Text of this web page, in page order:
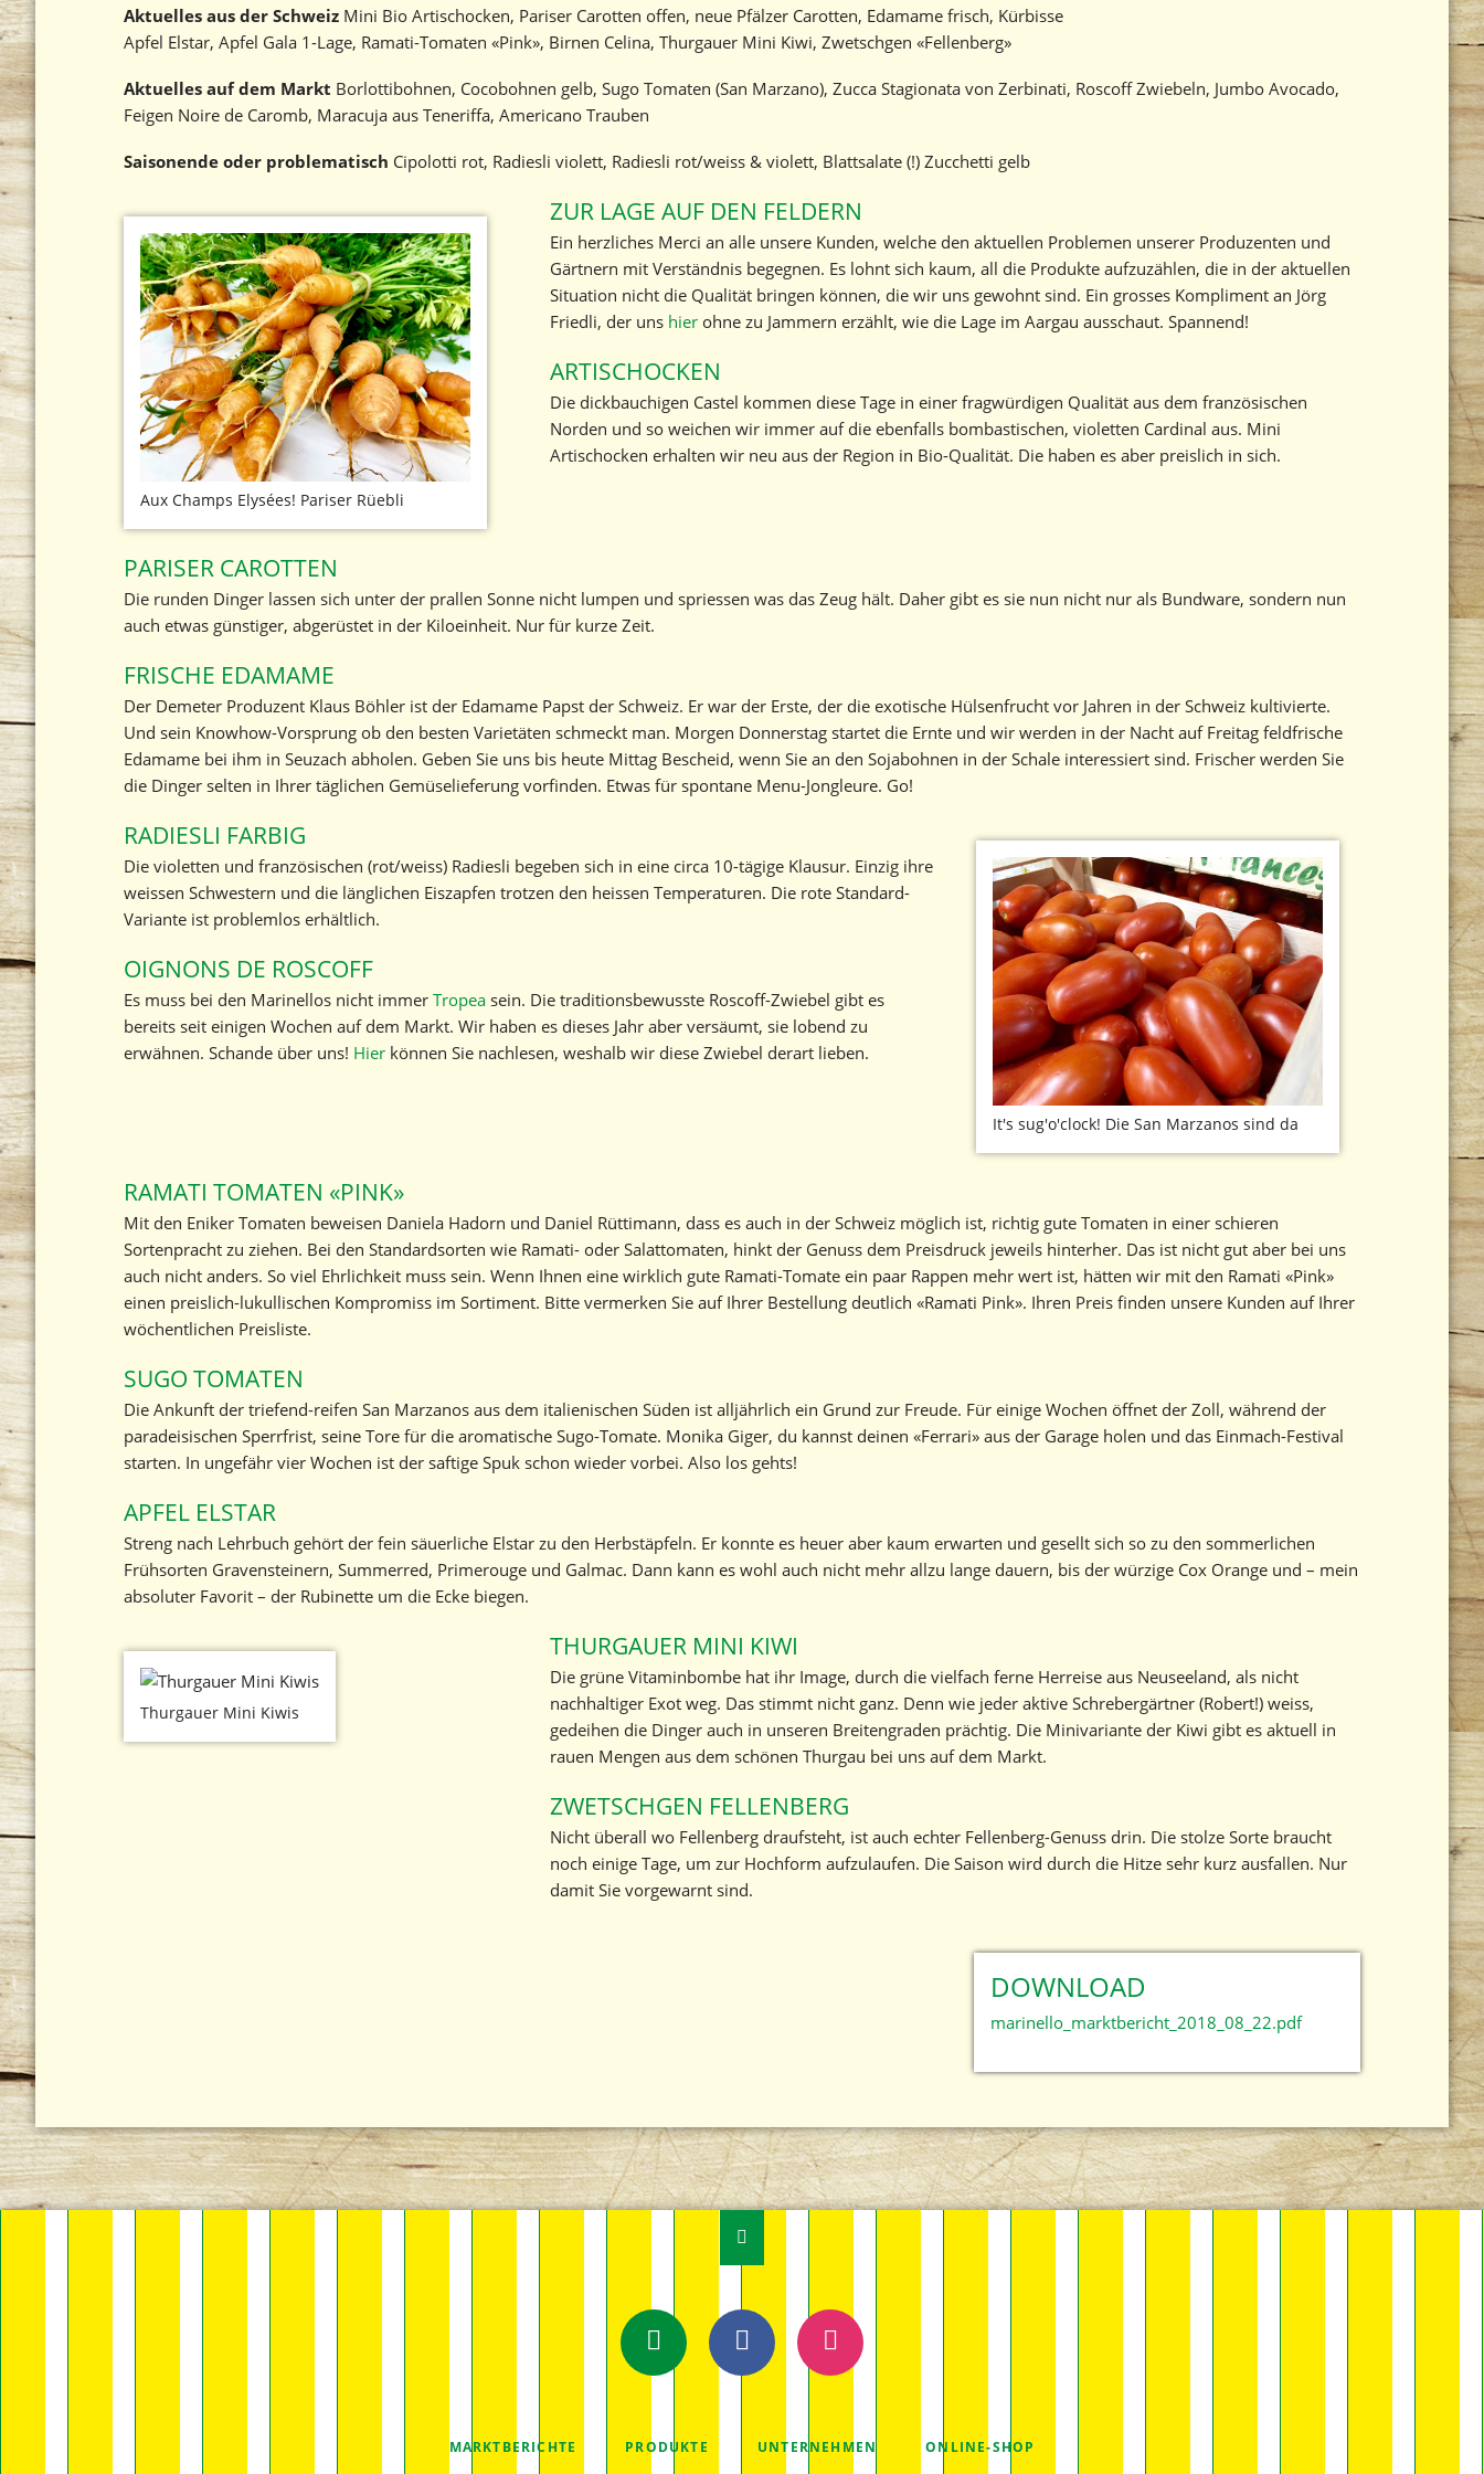
Geschichte
Kontakt
Aktuelles aus der Schweiz Mini Bio Artischocken, Pariser Carotten offen, neue Pfälzer Carotten, Edamame frisch, Kürbisse
Apfel Elstar, Apfel Gala 1-Lage, Ramati-Tomaten «Pink», Birnen Celina, Thurgauer Mini Kiwi, Zwetschgen «Fellenberg»
Aktuelles auf dem Markt Borlottibohnen, Cocobohnen gelb, Sugo Tomaten (San Marzano), Zucca Stagionata von Zerbinati, Roscoff Zwiebeln, Jumbo Avocado,
Feigen Noire de Caromb, Maracuja aus Teneriffa, Americano Trauben
Saisonende oder problematisch Cipolotti rot, Radiesli violett, Radiesli rot/weiss & violett, Blattsalate (!) Zucchetti gelb
Aux Champs Elysées! Pariser Rüebli
ZUR LAGE AUF DEN FELDERN
Ein herzliches Merci an alle unsere Kunden, welche den aktuellen Problemen unserer Produzenten und
Gärtnern mit Verständnis begegnen. Es lohnt sich kaum, all die Produkte aufzuzählen, die in der aktuellen
Situation nicht die Qualität bringen können, die wir uns gewohnt sind. Ein grosses Kompliment an Jörg
Friedli, der uns hierohne zu Jammern erzählt, wie die Lage im Aargau ausschaut. Spannend!
ARTISCHOCKEN
Die dickbauchigen Castel kommen diese Tage in einer fragwürdigen Qualität aus dem französischen
Norden und so weichen wir immer auf die ebenfalls bombastischen, violetten Cardinal aus. Mini
Artischocken erhalten wir neu aus der Region in Bio-Qualität. Die haben es aber preislich in sich.
PARISER CAROTTEN
Die runden Dinger lassen sich unter der prallen Sonne nicht lumpen und spriessen was das Zeug hält. Daher gibt es sie nun nicht nur als Bundware, sondern nun
auch etwas günstiger, abgerüstet in der Kiloeinheit. Nur für kurze Zeit.
FRISCHE EDAMAME
Der Demeter Produzent Klaus Böhler ist der Edamame Papst der Schweiz. Er war der Erste, der die exotische Hülsenfrucht vor Jahren in der Schweiz kultivierte.
Und sein Knowhow-Vorsprung ob den besten Varietäten schmeckt man. Morgen Donnerstag startet die Ernte und wir werden in der Nacht auf Freitag feldfrische
Edamame bei ihm in Seuzach abholen. Geben Sie uns bis heute Mittag Bescheid, wenn Sie an den Sojabohnen in der Schale interessiert sind. Frischer werden Sie
die Dinger selten in Ihrer täglichen Gemüselieferung vorfinden. Etwas für spontane Menu-Jongleure. Go!
RADIESLI FARBIG
Die violetten und französischen (rot/weiss) Radiesli begeben sich in eine circa 10-tägige Klausur. Einzig ihre
weissen Schwestern und die länglichen Eiszapfen trotzen den heissen Temperaturen. Die rote Standard-
Variante ist problemlos erhältlich.
OIGNONS DE ROSCOFF
Es muss bei den Marinellos nicht immer Tropea sein. Die traditionsbewusste Roscoff-Zwiebel gibt es
bereits seit einigen Wochen auf dem Markt. Wir haben es dieses Jahr aber versäumt, sie lobend zu
erwähnen. Schande über uns! Hier können Sie nachlesen, weshalb wir diese Zwiebel derart lieben.
It's sug'o'clock! Die San Marzanos sind da
RAMATI TOMATEN «PINK»
Mit den Eniker Tomaten beweisen Daniela Hadorn und Daniel Rüttimann, dass es auch in der Schweiz möglich ist, richtig gute Tomaten in einer schieren
Sortenpracht zu ziehen. Bei den Standardsorten wie Ramati- oder Salattomaten, hinkt der Genuss dem Preisdruck jeweils hinterher. Das ist nicht gut aber bei uns
auch nicht anders. So viel Ehrlichkeit muss sein. Wenn Ihnen eine wirklich gute Ramati-Tomate ein paar Rappen mehr wert ist, hätten wir mit den Ramati «Pink»
einen preislich-lukullischen Kompromiss im Sortiment. Bitte vermerken Sie auf Ihrer Bestellung deutlich «Ramati Pink». Ihren Preis finden unsere Kunden auf Ihrer
wöchentlichen Preisliste.
SUGO TOMATEN
Die Ankunft der triefend-reifen San Marzanos aus dem italienischen Süden ist alljährlich ein Grund zur Freude. Für einige Wochen öffnet der Zoll, während der
paradeisischen Sperrfrist, seine Tore für die aromatische Sugo-Tomate. Monika Giger, du kannst deinen «Ferrari» aus der Garage holen und das Einmach-Festival
starten. In ungefähr vier Wochen ist der saftige Spuk schon wieder vorbei. Also los gehts!
APFEL ELSTAR
Streng nach Lehrbuch gehört der fein säuerliche Elstar zu den Herbstäpfeln. Er konnte es heuer aber kaum erwarten und gesellt sich so zu den sommerlichen
Frühsorten Gravensteinern, Summerred, Primerouge und Galmac. Dann kann es wohl auch nicht mehr allzu lange dauern, bis der würzige Cox Orange und – mein
absoluter Favorit – der Rubinette um die Ecke biegen.
Thurgauer Mini Kiwis
THURGAUER MINI KIWI
Die grüne Vitaminbombe hat ihr Image, durch die vielfach ferne Herreise aus Neuseeland, als nicht
nachhaltiger Exot weg. Das stimmt nicht ganz. Denn wie jeder aktive Schrebergärtner (Robert!) weiss,
gedeihen die Dinger auch in unseren Breitengraden prächtig. Die Minivariante der Kiwi gibt es aktuell in
rauen Mengen aus dem schönen Thurgau bei uns auf dem Markt.
ZWETSCHGEN FELLENBERG
Nicht überall wo Fellenberg draufsteht, ist auch echter Fellenberg-Genuss drin. Die stolze Sorte braucht
noch einige Tage, um zur Hochform aufzulaufen. Die Saison wird durch die Hitze sehr kurz ausfallen. Nur
damit Sie vorgewarnt sind.
DOWNLOAD
marinello_marktbericht_2018_08_22.pdf
ÜBERSPRINGEN
MARKTBERICHTE PRODUKTE UNTERNEHMEN ONLINE-SHOP